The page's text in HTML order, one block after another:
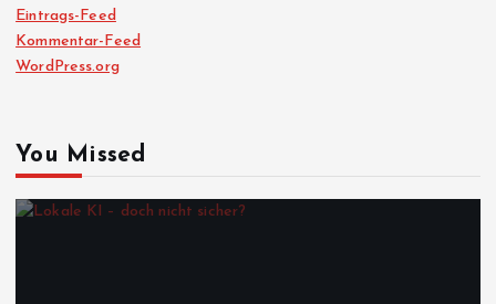
Eintrags-Feed
Kommentar-Feed
WordPress.org
You Missed